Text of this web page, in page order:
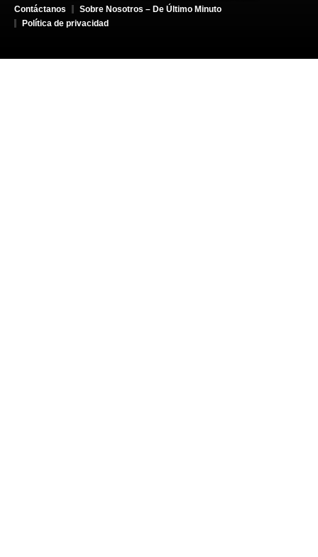
Contáctanos
Sobre Nosotros – De Último Minuto
Política de privacidad